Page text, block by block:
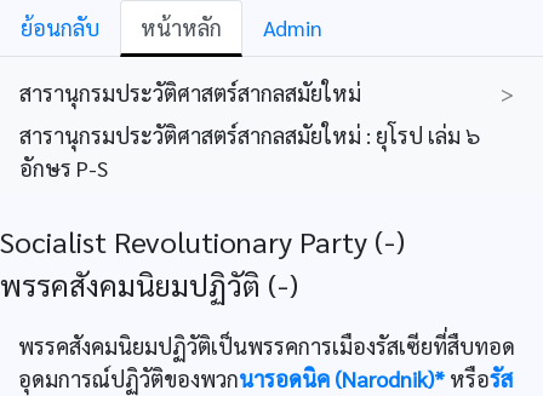
ย้อนกลับ หน้าหลัก Admin
สารานุกรมประวัติศาสตร์สากลสมัยใหม่
>
สารานุกรมประวัติศาสตร์สากลสมัยใหม่ : ยุโรป เล่ม ๖
อักษร P-S
Socialist Revolutionary Party (-)
พรรคสังคมนิยมปฏิวัติ (-)
พรรคสังคมนิยมปฏิวัติเป็นพรรคการเมืองรัสเซียที่สืบทอด
อุดมการณ์ปฏิวัติของพวกนารอดนิค (Narodnik)* หรือรัส